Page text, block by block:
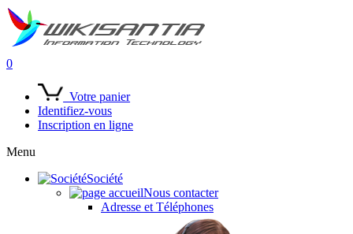
0
Votre panier
Identifiez-vous
Inscription en ligne
Menu
Société
Nous contacter
Adresse et Téléphones